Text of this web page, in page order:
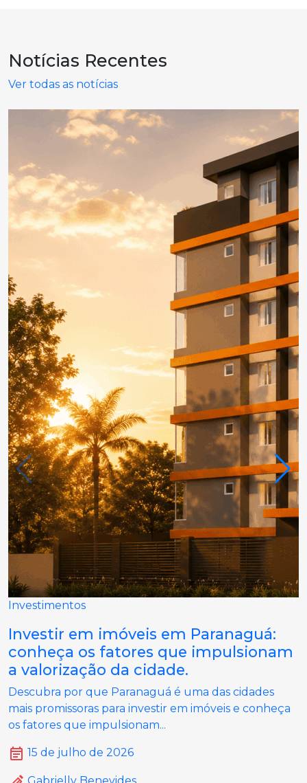
Notícias Recentes
Ver todas as notícias
Investimentos
Investir em imóveis em Paranaguá:
conheça os fatores que impulsionam
a valorização da cidade.
Descubra por que Paranaguá é uma das cidades
mais promissoras para investir em imóveis e conheça
os fatores que impulsionam...
15 de julho de 2026